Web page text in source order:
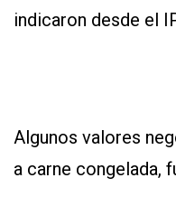
DE
MAPA
indicaron desde el
Algunos valores
a carne congelada,